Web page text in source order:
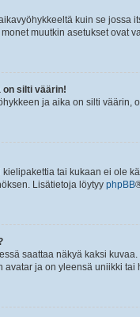
kuin se jossa
muutkin asetukset ovat
on silti väärin!
ja aika on silti väärin,
tai kukaan ei ole
Lisätietoja löytyy phpBB
saattaa näkyä kaksi
ja on yleensä uniikki